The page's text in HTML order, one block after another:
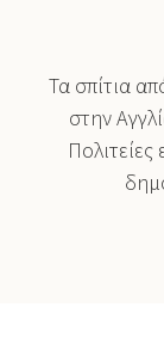
Τα σπίτια
στην